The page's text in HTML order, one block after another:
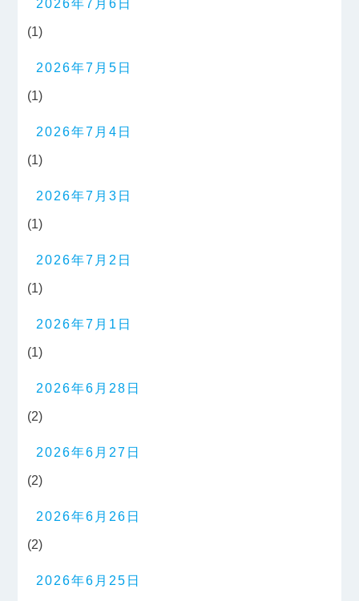
2026年7月6日
(1)
2026年7月5日
(1)
2026年7月4日
(1)
2026年7月3日
(1)
2026年7月2日
(1)
2026年7月1日
(1)
2026年6月28日
(2)
2026年6月27日
(2)
2026年6月26日
(2)
2026年6月25日